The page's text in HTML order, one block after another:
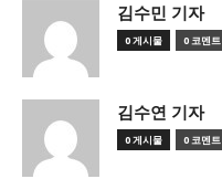
김수민 기자
0 게시물 0 코멘트
김수연 기자
0 게시물 0 코멘트